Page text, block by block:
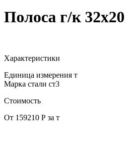
Полоса г/к 32х20
Характеристики
Единица измерения т
Марка стали ст3
Стоимость
От 159210 Р за т